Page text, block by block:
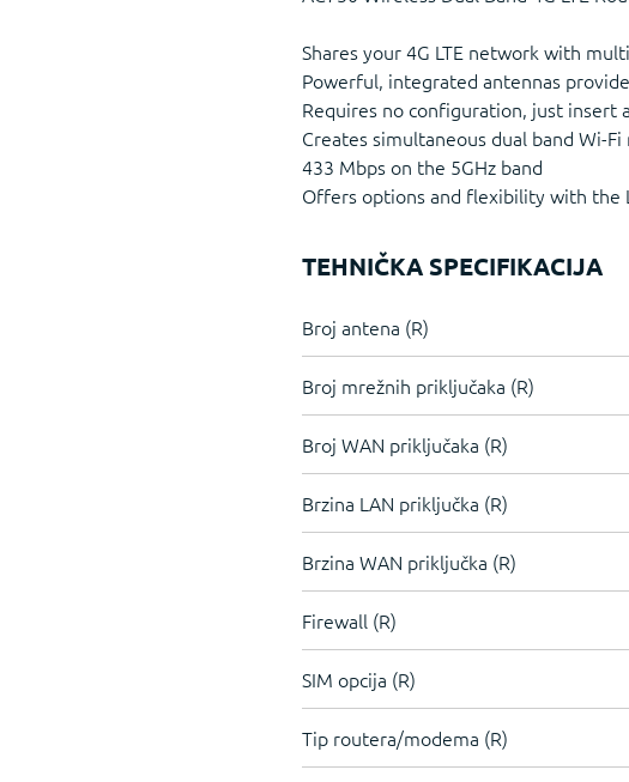
Shares your 4G LTE network with
Powerful, integrated antennas
Requires no configuration, just insert
Creates simultaneous dual band Wi-
433 Mbps on the 5GHz band
Offers options and flexibility with the
TEHNIČKA SPECIFIKACIJA
Broj antena (R)
Broj mrežnih priključaka (R)
Broj WAN priključaka (R)
Brzina LAN priključka (R)
Brzina WAN priključka (R)
Firewall (R)
SIM opcija (R)
Tip routera/modema (R)